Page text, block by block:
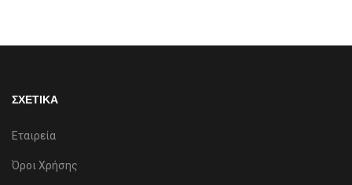
ΣΧΕΤΙΚΑ
Εταιρεία
Όροι Χρήσης